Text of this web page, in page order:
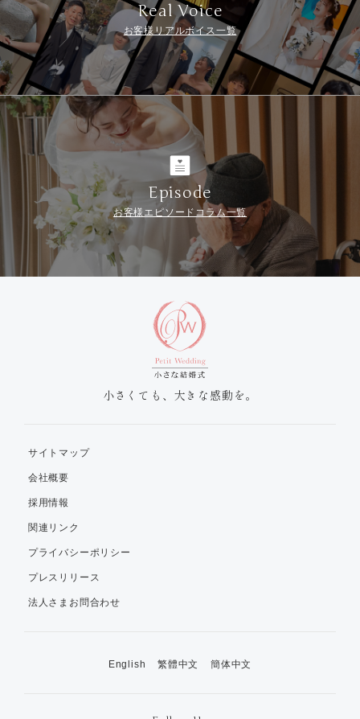
Real Voice
お客様リアルボイス一覧
Episode
お客様エピソードコラム一覧
小さくても、大きな感動を。
サイトマップ
会社概要
採用情報
関連リンク
プライバシーポリシー
プレスリリース
法人さまお問合わせ
English 繁體中文 簡体中文